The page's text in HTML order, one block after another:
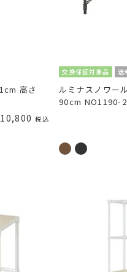
高さ
10,800 税込
交換保証対象品 送
ルミナスノワー
90cm NO1190-